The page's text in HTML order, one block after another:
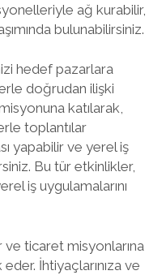
ağ kurabilir,
bulunabilirsiniz.
hedef pazarlara
doğrudan ilişki
katılarak,
toplantılar
yapabilir ve yerel iş
Bu tür etkinlikler,
iş uygulamalarını
ve ticaret misyonlarına
İhtiyaçlarınıza ve